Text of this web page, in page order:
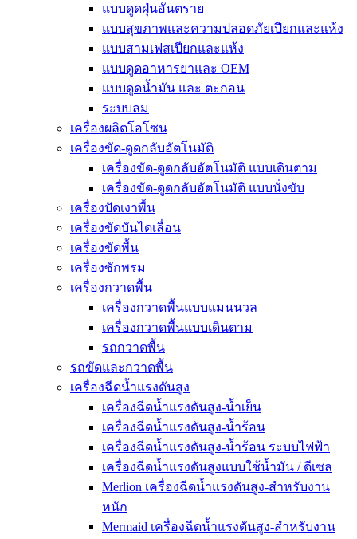
แบบดูดฝุ่นอันตราย
แบบสุขภาพและความปลอดภัยเปียกและแห้ง
แบบสามเฟสเปียกและแห้ง
แบบดูดอาหารยาและ OEM
แบบดูดน้ำมัน และ ตะกอน
ระบบลม
เครื่องผลิตโอโซน
เครื่องขัด-ดูดกลับอัตโนมัติ
เครื่องขัด-ดูดกลับอัตโนมัติ แบบเดินตาม
เครื่องขัด-ดูดกลับอัตโนมัติ แบบนั่งขับ
เครื่องปัดเงาพื้น
เครื่องขัดบันไดเลื่อน
เครื่องขัดพื้น
เครื่องซักพรม
เครื่องกวาดพื้น
เครื่องกวาดพื้นแบบแมนนวล
เครื่องกวาดพื้นแบบเดินตาม
รถกวาดพื้น
รถขัดและกวาดพื้น
เครื่องฉีดน้ำแรงดันสูง
เครื่องฉีดน้ำแรงดันสูง-น้ำเย็น
เครื่องฉีดน้ำแรงดันสูง-น้ำร้อน
เครื่องฉีดน้ำแรงดันสูง-น้ำร้อน ระบบไฟฟ้า
เครื่องฉีดน้ำแรงดันสูงแบบใช้น้ำมัน / ดีเซล
Merlion เครื่องฉีดน้ำแรงดันสูง-สำหรับงาน
หนัก
Mermaid เครื่องฉีดน้ำแรงดันสูง-สำหรับงาน